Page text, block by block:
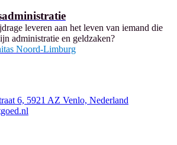
leveren aan het leven van iemand die
administratie en geldzaken?
Noord-Limburg
6, 5921 AZ Venlo, Nederland